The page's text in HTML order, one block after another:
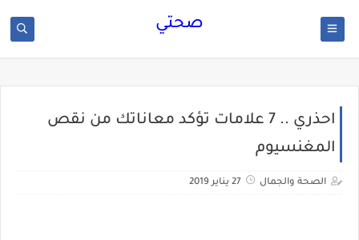
صحتي
احذري .. 7 علامات تؤكد معاناتك من نقص
المغنسيوم
الصحة والجمال 27 يناير 2019